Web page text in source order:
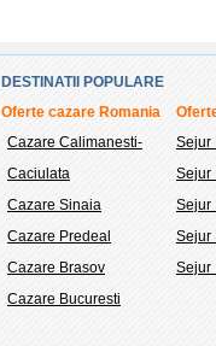
DESTINATII POPULARE
Oferte cazare Romania
Cazare Calimanesti-
Caciulata
Cazare Sinaia
Cazare Predeal
Cazare Brasov
Cazare Bucuresti
Sejur
Sejur
Sejur
Sejur
Sejur